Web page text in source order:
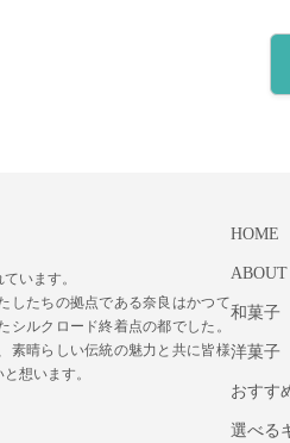
います。
したちの拠点である奈良はかつて
ルクロード終着点の都でした。
素晴らしい伝統の魅力と共に皆様
想います。
HOME
ABOUT
和菓子
洋菓子
おすす
選べる